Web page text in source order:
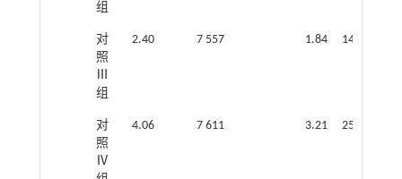
组
对
照
Ⅲ
组
2.40 7 557 1.84 14.72
对
照
Ⅳ
4.06 7 611 3.21 25.68